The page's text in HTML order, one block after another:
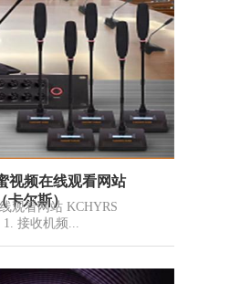
视频在线观看网站
卡尔斯）
观看网站 KCHYRS
1. 接收机频...